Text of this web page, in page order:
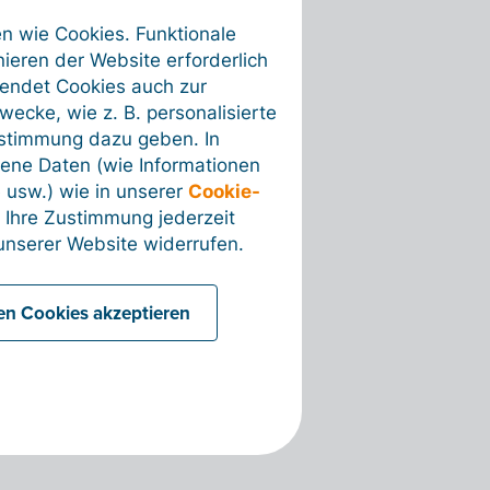
wie Cookies. Funktionale
der Website erforderlich
Cookies auch zur
wie z. B. personalisierte
dazu geben. In
Daten (wie Informationen
usw.) wie in unsererCookie-
Zustimmung jederzeit
Website widerrufen.
Cookies akzeptieren